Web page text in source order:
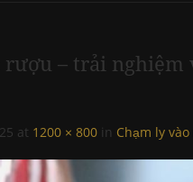
– trải nghiệm
at 1200 × 800 in Chạm ly